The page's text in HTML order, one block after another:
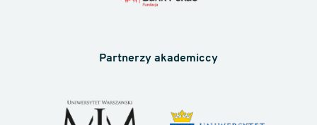
Partnerzy akademiccy